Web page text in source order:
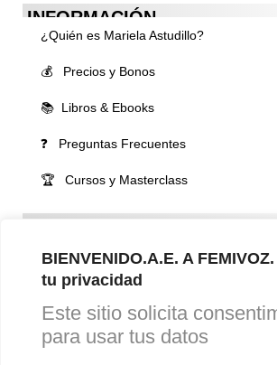
BIENVENIDO.A.E. A
tu privacidad
Este sitio solicita
para usar tus datos
INFORMACIÓN
¿Quién es Mariela Astudillo?
💰 Precios y Bonos
📚 Libros & Ebooks
❓ Preguntas Frecuentes
🏆 Cursos y Masterclass
▪️ Masculinización de la voz
▪️ Neutralización de la voz
▪️ Dualización de la voz